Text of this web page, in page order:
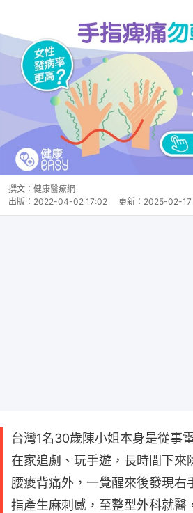
撰文： 健康醫療網
出版： 2022-04-02 17:02 更新： 2025-02-17
台灣1名30歲陳小姐本身是從事
在家追劇、玩手遊，長時間下來
腰痠背痛外，一覺醒來後發現右
指產生麻刺感，至整型外科就醫